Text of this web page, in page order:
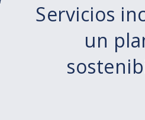
Servicios
un